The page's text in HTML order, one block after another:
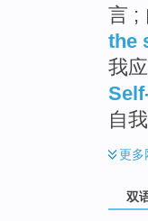
言 ;
the
我
自
更多
双